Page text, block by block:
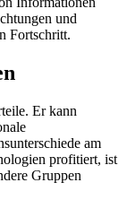
und
Fortschritt.
Er kann
am
profitiert, ist
Gruppen